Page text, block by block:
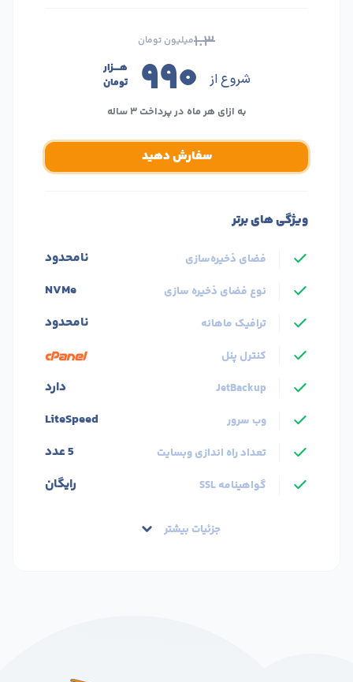
۱.۳میلیون تومان
شروع از ۹۹۰
هــــزار
تومان
به ازای هر ماه در پرداخت ۳ ساله
سفارش دهید
ویژگی های برتر
فضای ذخیره‌سازی نامحدود
نوع فضای ذخیره سازی NVMe
ترافیک ماهانه نامحدود
کنترل پنل
JetBackup
دارد
وب سرور LiteSpeed
تعداد راه اندازی وبسایت 5 عدد
گواهینامه SSL رایگان
جزئیات بیشتر